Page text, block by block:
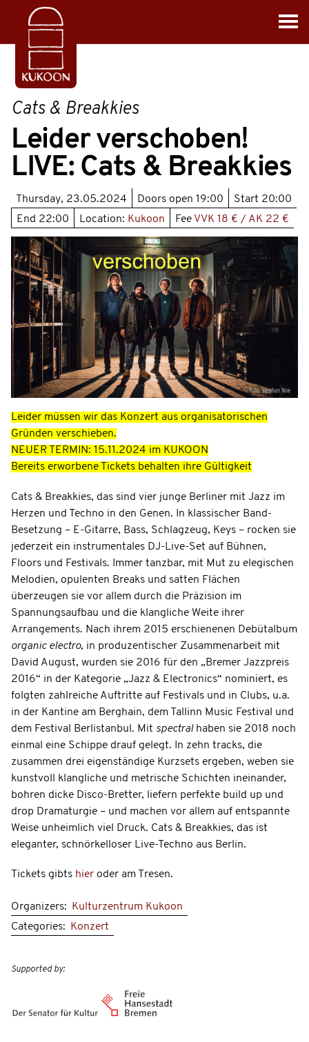
Cats & Breakkies
Leider verschoben!
LIVE: Cats & Breakkies
Thursday, 23.05.2024 Doors open 19:00 Start 20:00
End 22:00 Location: Kukoon Fee VVK 18 € / AK 22 €
Leider müssen wir das Konzert aus organisatorischen
Gründen verschieben.
NEUER TERMIN: 15.11.2024 im KUKOON
Bereits erworbene Tickets behalten ihre Gültigkeit
Cats & Breakkies, das sind vier junge Berliner mit Jazz im
Herzen und Techno in den Genen. In klassischer Band-
Besetzung – E-Gitarre, Bass, Schlagzeug, Keys – rocken sie
jederzeit ein instrumentales DJ-Live-Set auf Bühnen,
Floors und Festivals. Immer tanzbar, mit Mut zu elegischen
Melodien, opulenten Breaks und satten Flächen
überzeugen sie vor allem durch die Präzision im
Spannungsaufbau und die klangliche Weite ihrer
Arrangements. Nach ihrem 2015 erschienenen Debütalbum
organic electro, in produzentischer Zusammenarbeit mit
David August, wurden sie 2016 für den „Bremer Jazzpreis
2016“ in der Kategorie „Jazz & Electronics“ nominiert, es
folgten zahlreiche Auftritte auf Festivals und in Clubs, u.a.
in der Kantine am Berghain, dem Tallinn Music Festival und
dem Festival Berlistanbul. Mit spectralhaben sie 2018 noch
einmal eine Schippe drauf gelegt. In zehn tracks, die
zusammen drei eigenständige Kurzsets ergeben, weben sie
kunstvoll klangliche und metrische Schichten ineinander,
bohren dicke Disco-Bretter, liefern perfekte build up und
drop Dramaturgie – und machen vor allem auf entspannte
Weise unheimlich viel Druck. Cats & Breakkies, das ist
eleganter, schnörkelloser Live-Techno aus Berlin.
Tickets gibts hier oder am Tresen.
Organizers:
Kulturzentrum Kukoon
Categories:
Konzert
Supported by: